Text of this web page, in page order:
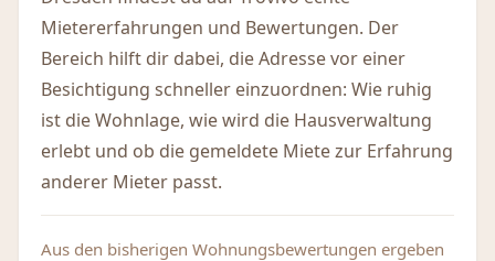
Mietererfahrungen und Bewertungen. Der
Bereich hilft dir dabei, die Adresse vor einer
Besichtigung schneller einzuordnen: Wie ruhig
ist die Wohnlage, wie wird die Hausverwaltung
erlebt und ob die gemeldete Miete zur Erfahrung
anderer Mieter passt.
Aus den bisherigen Wohnungsbewertungen ergeben